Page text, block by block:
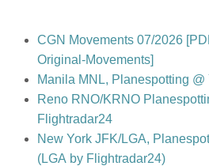
CGN Movements 07/2026
Original-Movements]
Manila MNL, Planespotting @
Reno RNO/KRNO
Flightradar24
New York JFK/LGA,
(LGA by Flightradar24)